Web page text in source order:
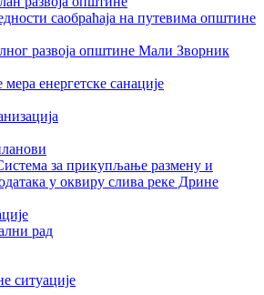
саобраћаја на путевима општине
развоја општине Мали Зворник
енергетске санације
за прикупљање размену и
у оквиру слива реке Дрине
рад
ситуације